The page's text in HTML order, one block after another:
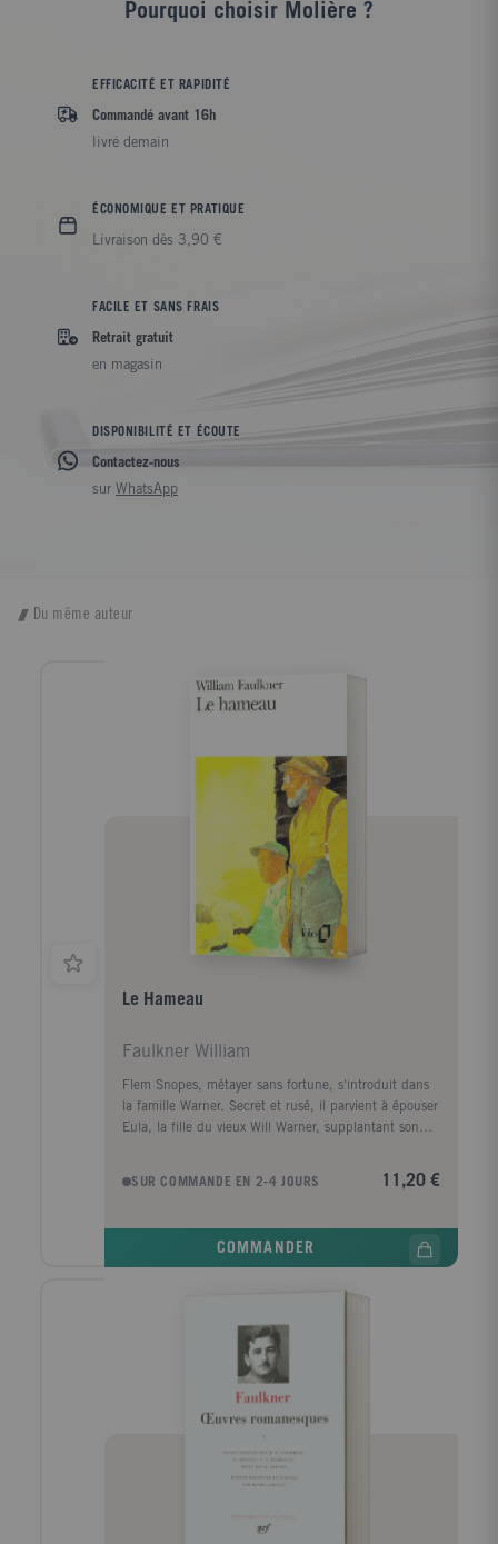
Pourquoi choisir Molière ?
EFFICACITÉ ET RAPIDITÉ
Commandé avant 16h
livré demain
ÉCONOMIQUE ET PRATIQUE
Livraison dès 3,90 €
FACILE ET SANS FRAIS
Retrait gratuit
en magasin
DISPONIBILITÉ ET ÉCOUTE
Contactez-nous
sur WhatsApp
Du même auteur
Le Hameau
Faulkner William
Flem Snopes, métayer sans fortune, s'introduit dans
la famille Warner. Secret et rusé, il parvient à épouser
Eula, la fille du vieux Will Warner, supplantant son
triomphe de Snopes, qui roule tout le monde, et qui
symbolise l'avilissement du Sud, s'achève ce premier
SUR COMMANDE EN 2-4 JOURS 11,20 €
COMMANDER